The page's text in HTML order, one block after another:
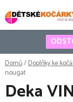
na
obsah
Domů/Doplňky ke
nougat
Deka